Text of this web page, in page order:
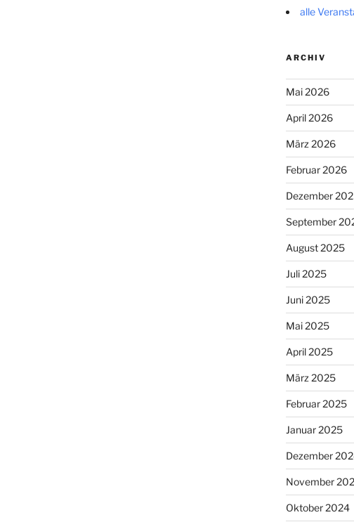
alle
ARCHIV
Mai 2026
April 2026
März 2026
Februar 2026
Dezember
September
August 2025
Juli 2025
Juni 2025
Mai 2025
April 2025
März 2025
Februar 2025
Januar 2025
Dezember
November
Oktober 2024